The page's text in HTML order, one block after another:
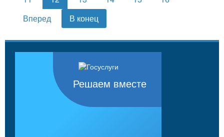
Вперед
В конец
Решаем вместе